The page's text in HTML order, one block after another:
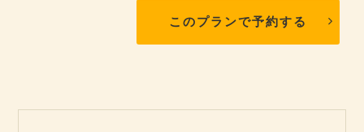
このプランで予約する